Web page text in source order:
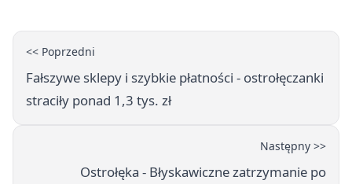
<< Poprzedni
Fałszywe sklepy i szybkie płatności - ostrołęczanki
straciły ponad 1,3 tys. zł
Następny >>
Ostrołęka - Błyskawiczne zatrzymanie po